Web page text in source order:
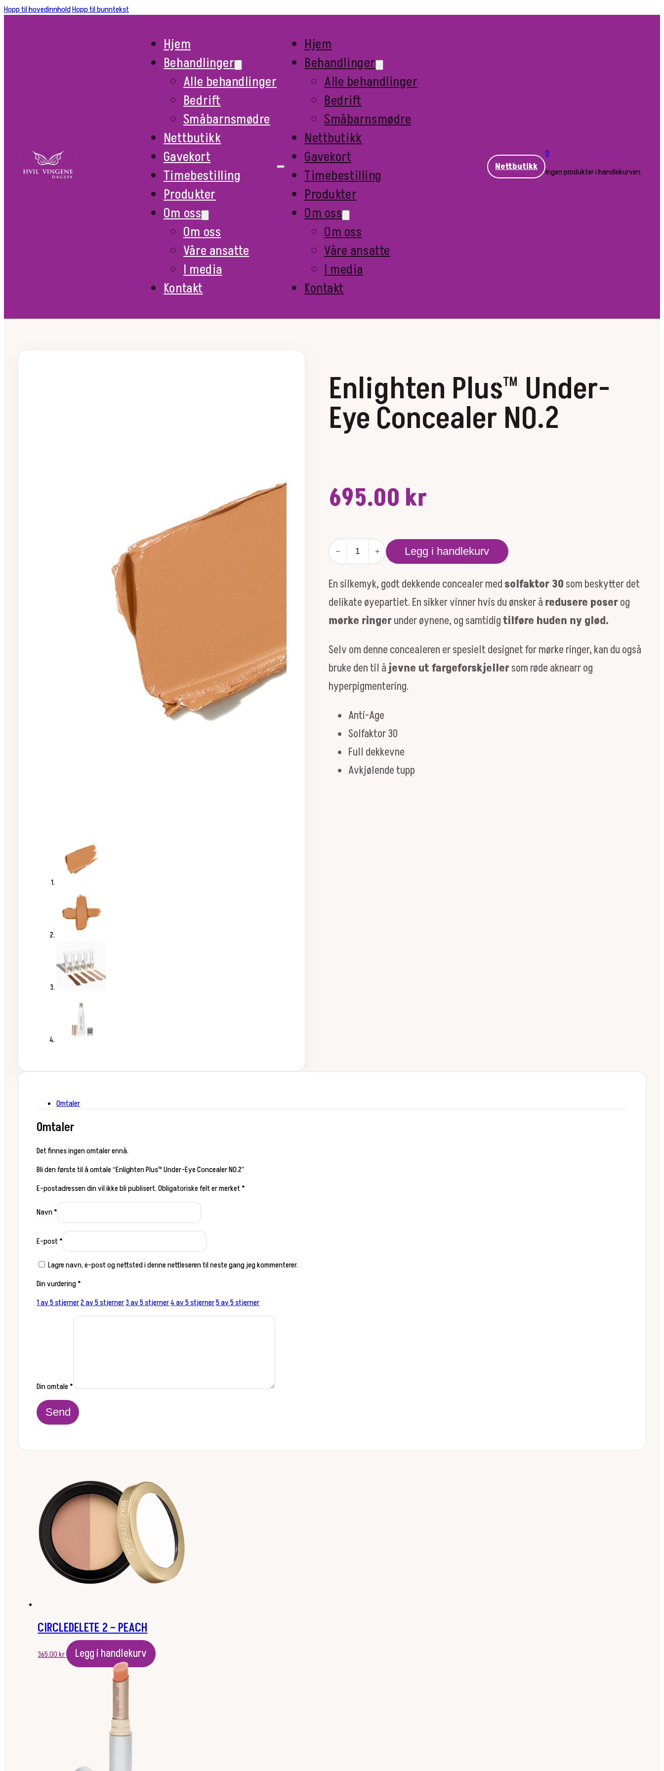
Hopp til hovedinnholdHopp til bunntekst
Hjem
Behandlinger
Alle behandlinger
Bedrift
Småbarnsmødre
Nettbutikk
Gavekort
Timebestilling
Produkter
Om oss
Om oss
Våre ansatte
I media
Kontakt
Hjem
Behandlinger
Alle behandlinger
Bedrift
Småbarnsmødre
Nettbutikk
Gavekort
Timebestilling
Produkter
Om oss
Om oss
Våre ansatte
I media
Kontakt
Nettbutikk
0
Ingen produkter i handlekurven.
Enlighten Plus™ Under-
Eye Concealer NO.2
695.00 kr
Enlighten
Plus™
Under-
Concealer
NO.2
antall
Legg i handlekurv
En silkemyk, godt dekkende concealer medsolfaktor 30som beskytter det
delikate øyepartiet. En sikker vinner hvis du ønsker åredusere poserog
mørke ringerunder øynene, og samtidigtilføre huden ny glød.
Selv om denne concealeren er spesielt designet for mørke ringer, kan du også
bruke den til åjevne ut fargeforskjellersom røde aknearr og
hyperpigmentering.
Anti-Age
Solfaktor 30
Full dekkevne
Avkjølende tupp
Omtaler
Omtaler
Det finnes ingen omtaler ennå.
Bli den første til å omtale “Enlighten Plus™ Under-Eye Concealer NO.2”
E-postadressen din vil ikke bli publisert.Obligatoriske felt er merket*
Navn*
E-post*
Lagre navn, e-post og nettsted i denne nettleseren til neste gang jeg kommenterer.
Din vurdering*
1 av 5 stjerner2 av 5 stjerner3 av 5 stjerner4 av 5 stjerner5 av 5 stjerner
Din omtale*
CIRCLEDELETE 2 – PEACH
365.00kr Legg i handlekurv